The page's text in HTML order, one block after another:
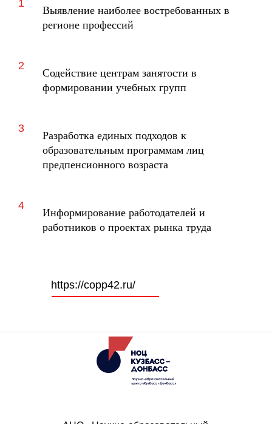
Выявление наиболее востребованных в
регионе профессий
Содействие центрам занятости в
формировании учебных групп
Разработка единых подходов к
образовательным программам лиц
предпенсионного возраста
Информирование работодателей и
работников о проектах рынка труда
https://copp42.ru/